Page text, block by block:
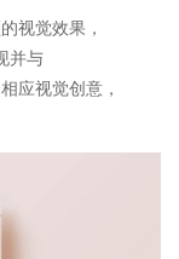
视觉效果，
并与
应视觉创意，